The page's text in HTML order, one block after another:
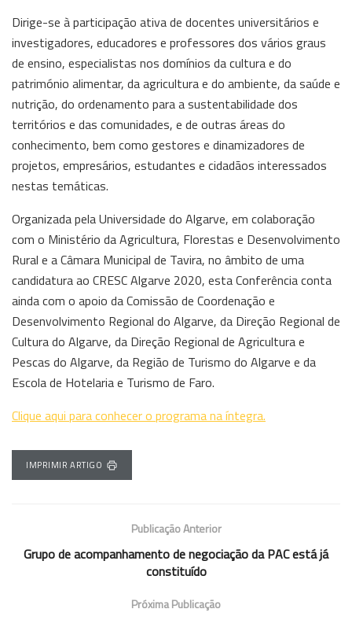
Dirige-se à participação ativa de docentes universitários e
investigadores, educadores e professores dos vários graus
de ensino, especialistas nos domínios da cultura e do
património alimentar, da agricultura e do ambiente, da saúde e
nutrição, do ordenamento para a sustentabilidade dos
territórios e das comunidades, e de outras áreas do
conhecimento, bem como gestores e dinamizadores de
projetos, empresários, estudantes e cidadãos interessados
nestas temáticas.
Organizada pela Universidade do Algarve, em colaboração
com o Ministério da Agricultura, Florestas e Desenvolvimento
Rural e a Câmara Municipal de Tavira, no âmbito de uma
candidatura ao CRESC Algarve 2020, esta Conferência conta
ainda com o apoio da Comissão de Coordenação e
Desenvolvimento Regional do Algarve, da Direção Regional de
Cultura do Algarve, da Direção Regional de Agricultura e
Pescas do Algarve, da Região de Turismo do Algarve e da
Escola de Hotelaria e Turismo de Faro.
Clique aqui para conhecer o programa na íntegra.
IMPRIMIR ARTIGO
Publicação Anterior
Grupo de acompanhamento de negociação da PAC está já
constituído
Próxima Publicação